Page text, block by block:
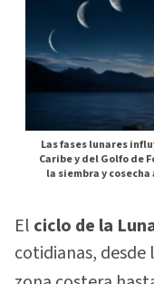
Las fases lunares
Caribe y del Golfo de
la siembra y
El ciclo de la
cotidianas,